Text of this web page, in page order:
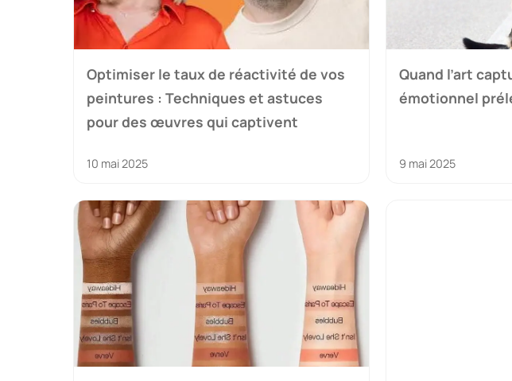
Optimiser le taux de réactivité de vos
peintures : Techniques et astuces
pour des œuvres qui captivent
10 mai 2025
Quand l’art
émotionnel
9 mai 2025